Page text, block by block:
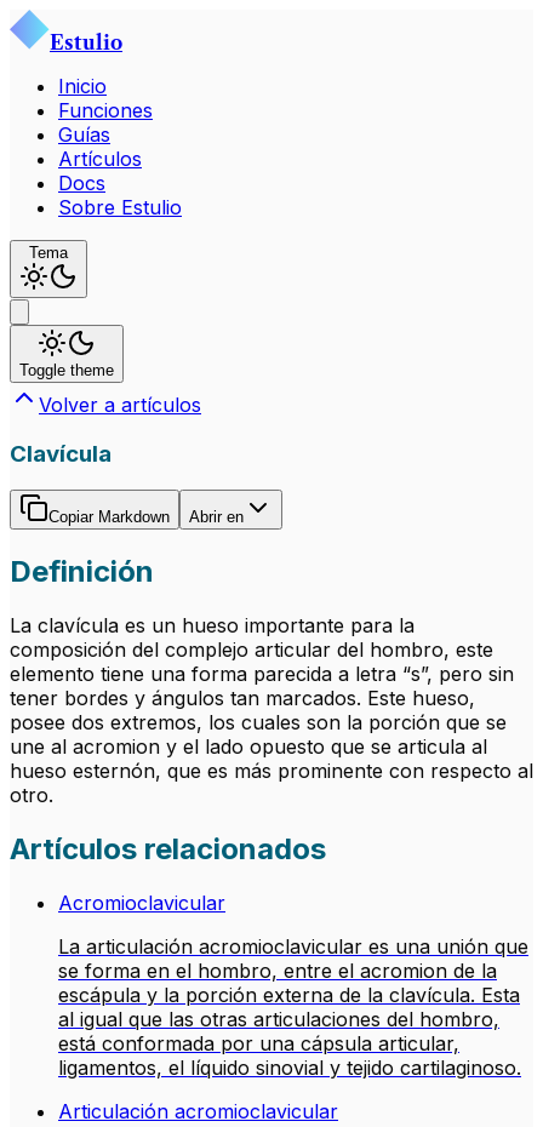
Estulio
Inicio
Funciones
Guías
Artículos
Docs
Sobre Estulio
Tema
Toggle theme
Volver a artículos
Clavícula
Copiar Markdown Abrir en
Definición
La clavícula es un hueso importante para la
composición del complejo articular del hombro, este
elemento tiene una forma parecida a letra “s”, pero sin
tener bordes y ángulos tan marcados. Este hueso,
posee dos extremos, los cuales son la porción que se
une al acromion y el lado opuesto que se articula al
hueso esternón, que es más prominente con respecto al
otro.
Artículos relacionados
Acromioclavicular
La articulación acromioclavicular es una unión que
se forma en el hombro, entre el acromion de la
escápula y la porción externa de la clavícula. Esta
al igual que las otras articulaciones del hombro,
está conformada por una cápsula articular,
ligamentos, el líquido sinovial y tejido cartilaginoso.
Articulación acromioclavicular